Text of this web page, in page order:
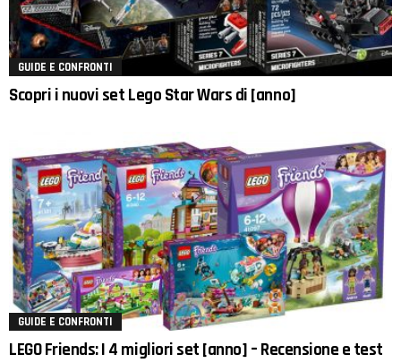
GUIDE E CONFRONTI
Scopri i nuovi set Lego Star Wars di [anno]
GUIDE E CONFRONTI
LEGO Friends: I 4 migliori set [anno] – Recensione e test